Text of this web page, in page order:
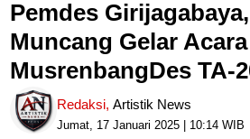
Pemdes
Muncang Gelar Acara
MusrenbangDes TA-
Redaksi,Artistik News
Jumat, 17 Januari 2025 | 10:14 WIB